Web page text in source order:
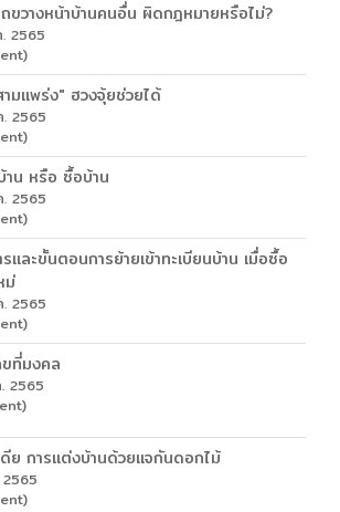
ขวางหน้าบ้านคนอื่น ผิดกฎหมายหรือไม่?
2565
ามแพร่ง" ฮวงจุ้ยช่วยได้
2565
าน หรือ ซื้อบ้าน
2565
รและขั้นตอนการย้ายเข้าทะเบียนบ้าน เมื่อซื้อ
ม่
2565
ขที่มงคล
2565
ดีย การแต่งบ้านด้วยแจกันดอกไม้